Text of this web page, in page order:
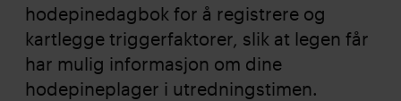
hodepinedagbok for å registrere og
kartlegge triggerfaktorer, slik at legen får
har mulig informasjon om dine
hodepineplager i utredningstimen.